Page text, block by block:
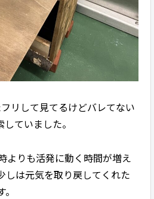
リして見てるけどバレてない
ていました。
よりも活発に動く時間が増え
しは元気を取り戻してくれた